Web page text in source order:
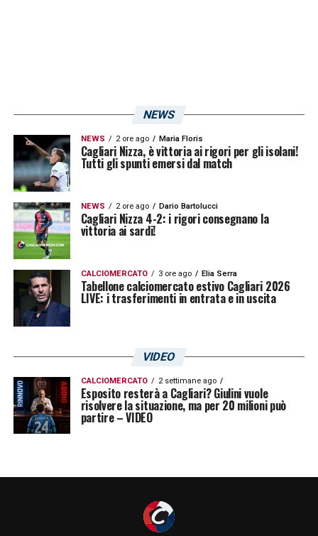
NEWS
NEWS 2 ore ago Maria Floris
Cagliari Nizza, è vittoria ai rigori per gli isolani!
Tutti gli spunti emersi dal match
NEWS 2 ore ago Dario Bartolucci
Cagliari Nizza 4-2: i rigori consegnano la
vittoria ai sardi!
CALCIOMERCATO 3 ore ago Elia Serra
Tabellone calciomercato estivo Cagliari 2026
LIVE: i trasferimenti in entrata e in uscita
VIDEO
CALCIOMERCATO 2 settimane ago
Esposito resterà a Cagliari? Giulini vuole
risolvere la situazione, ma per 20 milioni può
partire – VIDEO